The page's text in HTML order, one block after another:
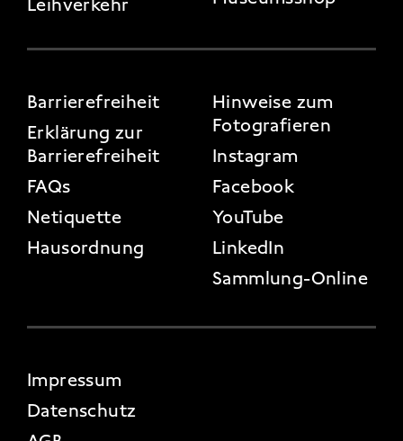
Leihverkehr
FOOTER 3
Barrierefreiheit
Erklärung zur
Barrierefreiheit
FAQs
Netiquette
Hausordnung
Hinweise zum
Fotografieren
Instagram
Facebook
YouTube
LinkedIn
Sammlung-Online
FOOTER 4
Impressum
Datenschutz